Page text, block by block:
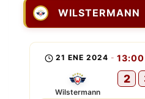
WILSTERMANN
21 ENE 2024 - 13:00
Wilstermann
2